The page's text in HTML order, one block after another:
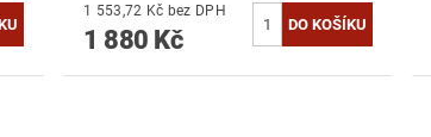
1 553,72 Kč bez DPH
1 880 Kč